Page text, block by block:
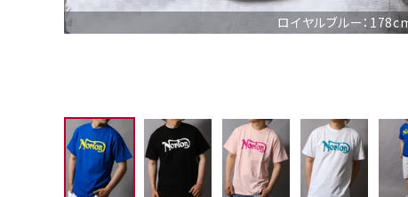
ロイヤルブルー：